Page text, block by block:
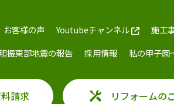
お客様の声 Youtubeチャンネル 施工
振東部地震の報告
採用情報 私の甲子園
請求 リフォームの